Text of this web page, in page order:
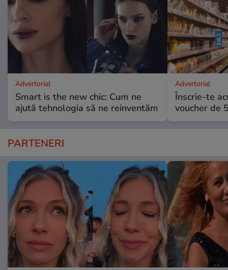
Advertorial
Smart is the new chic: Cum ne
ajută tehnologia să ne reinventăm
Advertorial
Înscrie-te
voucher de
PARTENERI